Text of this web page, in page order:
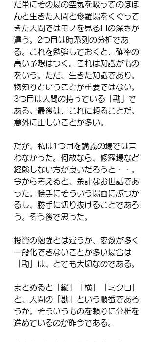
だ単にその場の空気を吸ってのほほ
んと生きた人間と修羅場をくぐって
きた人間ではモノを見る目の深さが
違う。2つ目は時系列の分析であ
る。これを勉強しておくと、確率の
高い予想はつく。これは知識がもの
をいう。ただ、生きた知識であり。
物知りということが重要ではない。
3つ目は人間の持っている「勘」で
ある。最後は、これに頼ることだ。
意外に正しいことが多い。
だが、私は1つ目を講義の場では言
わなかった。何故なら、修羅場など
経験しない方が良いだろうと・・。
今から考えると、余計なお世話であ
った。勝手にそういう場面にぶつか
るし、勝手に切り抜けることであろ
う。そう後で思った。
投資の勉強とは違うが、変数が多く
一般化できないことが多い場合は
「勘」は、とても大切なのである。
まとめると「縦」「横」「ミクロ」
と、人間の「勘」という順番であろ
うか。そういうものを頼りに分析を
進めているのが昨今である。